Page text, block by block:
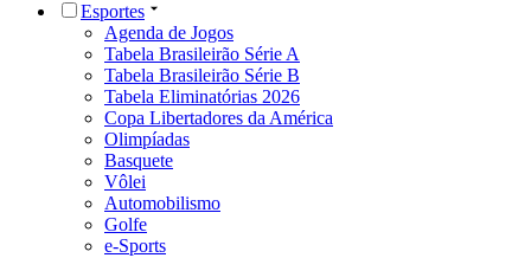
Esportes
Agenda de Jogos
Tabela Brasileirão Série A
Tabela Brasileirão Série B
Tabela Eliminatórias 2026
Copa Libertadores da América
Olimpíadas
Basquete
Vôlei
Automobilismo
Golfe
e-Sports